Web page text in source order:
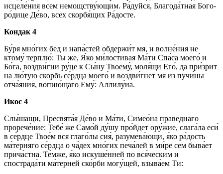
ис­це­ле́­ния всем немощству́ющим. Ра́­дуй­ся, Бла­го­да́т­ная Бо­го­
ро́­ди­це Де́­во, всех скор­бя́­щих Ра́­дос­те.
Кондак 4
Бу́ря мно́гих бед и на­па́с­тей обдержи́т мя, и волне́ния не
ктому́ терплю́: Ты же, Я́ко ми́лостивая Ма́­ти Спа́­са мо­его́ и
Бо́­га, воз­дви́г­ни ру́­це к Сы́­ну Тво­ему́, моля́щи Его́, да при́зрит
на лю́тую скорбь се́рд­ца мо­его́ и воздви́гнет мя из пучи́ны
отча́яния, во­пию́­ща­го Ему́: Алли­лу́иа.
Икос 4
Слы́шащи, Пре­свя­та́я Де́­во и Ма́­ти, Симео́на пра­вед­на­го
прорече́ние: Те­бе́ же Само́й ду́­шу про́йдет ору́­жие, слага́ла еси́
в се́рд­це Тво­е́м вся гла­го́­лы сия́, разумева́ющи, я́ко ра́­дость
ма́терняго се́рд­ца о ча́дех мно́гих пе­ча́­лей в ми́­ре сем бы­ва́­ет
прича́стна. Те́м­же, я́ко искуше́нней по вся́ческим и
спострада́ти ма́терней ско́р­би могу́щей, взы­ва́­ем Ти: